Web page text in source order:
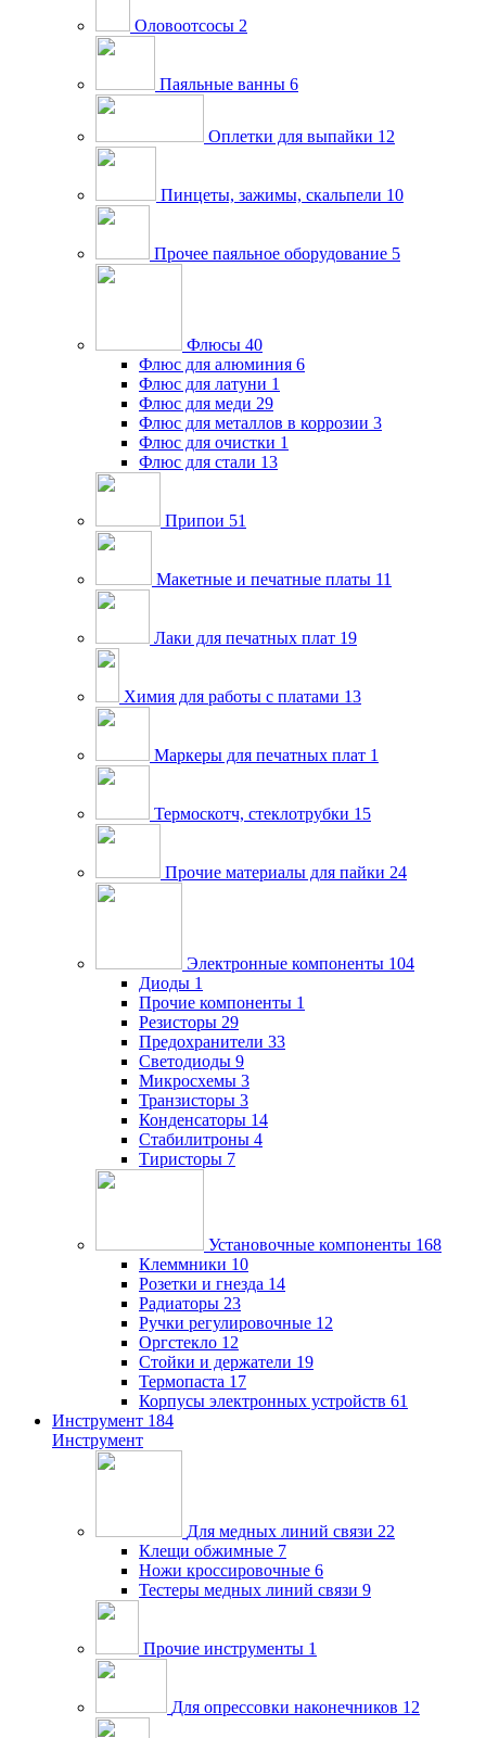
Оловоотсосы 2
Паяльные ванны 6
Оплетки для выпайки 12
Пинцеты, зажимы, скальпели 10
Прочее паяльное оборудование 5
Флюсы 40
Флюс для алюминия 6
Флюс для латуни 1
Флюс для меди 29
Флюс для металлов в коррозии 3
Флюс для очистки 1
Флюс для стали 13
Припои 51
Макетные и печатные платы 11
Лаки для печатных плат 19
Химия для работы с платами 13
Маркеры для печатных плат 1
Термоскотч, стеклотрубки 15
Прочие материалы для пайки 24
Электронные компоненты 104
Диоды 1
Прочие компоненты 1
Резисторы 29
Предохранители 33
Светодиоды 9
Микросхемы 3
Транзисторы 3
Конденсаторы 14
Стабилитроны 4
Тиристоры 7
Установочные компоненты 168
Клеммники 10
Розетки и гнезда 14
Радиаторы 23
Ручки регулировочные 12
Оргстекло 12
Стойки и держатели 19
Термопаста 17
Корпусы электронных устройств 61
Инструмент 184
Инструмент
Для медных линий связи 22
Клещи обжимные 7
Ножи кроссировочные 6
Тестеры медных линий связи 9
Прочие инструменты 1
Для опрессовки наконечников 12